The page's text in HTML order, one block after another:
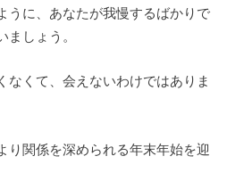
うに、あなたが我慢するばかりで
しょう。
なくて、会えないわけではありま
り関係を深められる年末年始を迎